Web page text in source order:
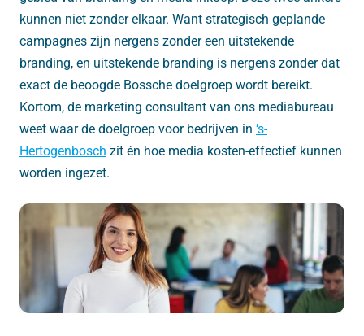
kunnen niet zonder elkaar. Want strategisch geplande
campagnes zijn nergens zonder een uitstekende
branding, en uitstekende branding is nergens zonder dat
exact de beoogde Bossche doelgroep wordt bereikt.
Kortom, de marketing consultant van ons mediabureau
weet waar de doelgroep voor bedrijven in ‘s-
Hertogenbosch zit én hoe media kosten-effectief kunnen
worden ingezet.